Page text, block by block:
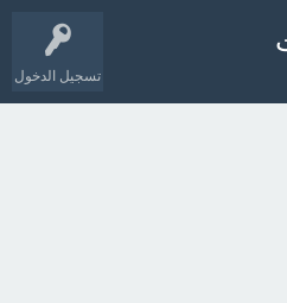
تسجيل الدخول